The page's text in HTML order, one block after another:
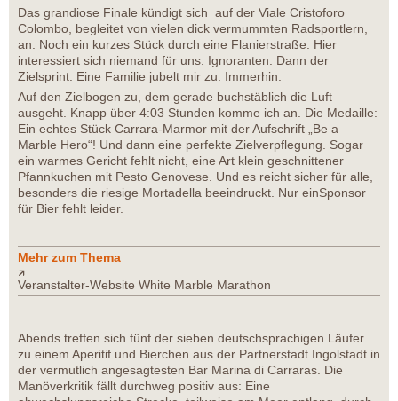
Das grandiose Finale kündigt sich auf der Viale Cristoforo
Colombo, begleitet von vielen dick vermummten Radsportlern,
an. Noch ein kurzes Stück durch eine Flanierstraße. Hier
interessiert sich niemand für uns. Ignoranten. Dann der
Zielsprint. Eine Familie jubelt mir zu. Immerhin.
Auf den Zielbogen zu, dem gerade buchstäblich die Luft
ausgeht. Knapp über 4:03 Stunden komme ich an. Die Medaille:
Ein echtes Stück Carrara-Marmor mit der Aufschrift „Be a
Marble Hero“! Und dann eine perfekte Zielverpflegung. Sogar
ein warmes Gericht fehlt nicht, eine Art klein geschnittener
Pfannkuchen mit Pesto Genovese. Und es reicht sicher für alle,
besonders die riesige Mortadella beeindruckt. Nur einSponsor
für Bier fehlt leider.
Mehr zum Thema
Veranstalter-Website White Marble Marathon
Abends treffen sich fünf der sieben deutschsprachigen Läufer
zu einem Aperitif und Bierchen aus der Partnerstadt Ingolstadt in
der vermutlich angesagtesten Bar Marina di Carraras. Die
Manöverkritik fällt durchweg positiv aus: Eine